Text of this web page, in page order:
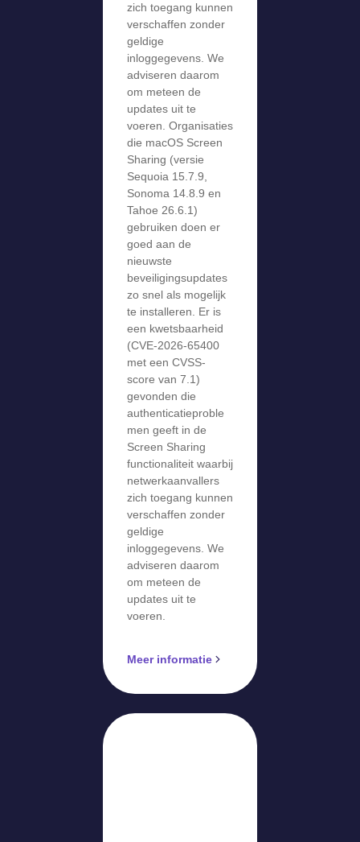
zich toegang kunnen
verschaffen zonder
geldige
inloggegevens. We
adviseren daarom
om meteen de
updates uit te
voeren. Organisaties
die macOS Screen
Sharing (versie
Sequoia 15.7.9,
Sonoma 14.8.9 en
Tahoe 26.6.1)
gebruiken doen er
goed aan de
nieuwste
beveiligingsupdates
zo snel als mogelijk
te installeren. Er is
een kwetsbaarheid
(CVE-2026-65400
met een CVSS-
score van 7.1)
gevonden die
authenticatieproble
men geeft in de
Screen Sharing
functionaliteit waarbij
netwerkaanvallers
zich toegang kunnen
verschaffen zonder
geldige
inloggegevens. We
adviseren daarom
om meteen de
updates uit te
voeren.
Meer informatie